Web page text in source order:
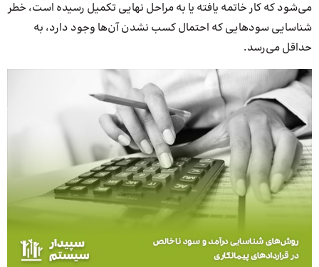
می‌شود که کار خاتمه یافته یا به مراحل نهایی تکمیل رسیده است، خطر
شناسایی سودهایی که احتمال کسب نشدن آن‌ها وجود دارد، به
حداقل می‌رسد.